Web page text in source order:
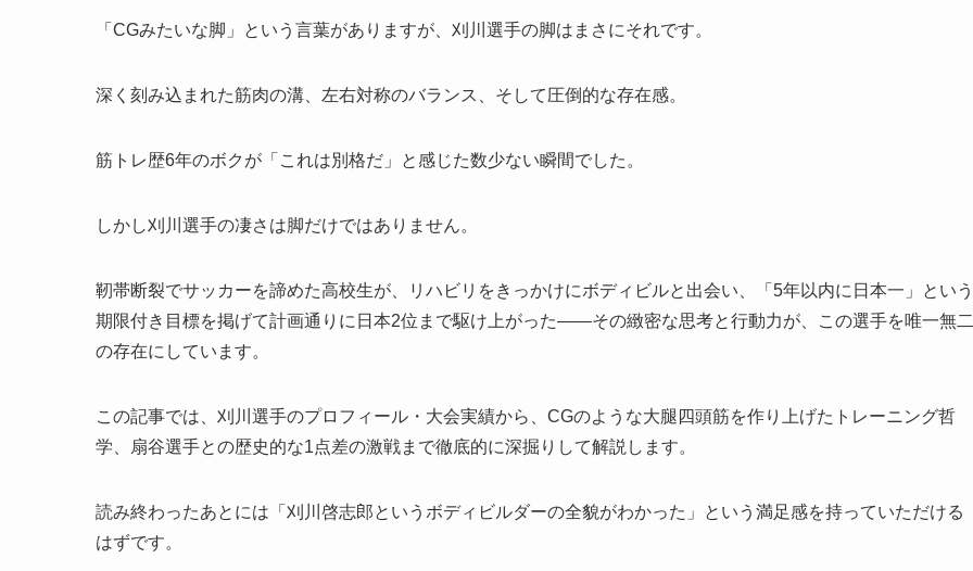
「CGみたいな脚」という言葉がありますが、刈川選手の脚はまさにそれです。
深く刻み込まれた筋肉の溝、左右対称のバランス、そして圧倒的な存在感。
筋トレ歴6年のボクが「これは別格だ」と感じた数少ない瞬間でした。
しかし刈川選手の凄さは脚だけではありません。
靭帯断裂でサッカーを諦めた高校生が、リハビリをきっかけにボディビルと出会い、「5年以内に日本一」という
期限付き目標を掲げて計画通りに日本2位まで駆け上がった——その緻密な思考と行動力が、この選手を唯一無二
の存在にしています。
この記事では、刈川選手のプロフィール・大会実績から、CGのような大腿四頭筋を作り上げたトレーニング哲
学、扇谷選手との歴史的な1点差の激戦まで徹底的に深掘りして解説します。
読み終わったあとには「刈川啓志郎というボディビルダーの全貌がわかった」という満足感を持っていただける
はずです。